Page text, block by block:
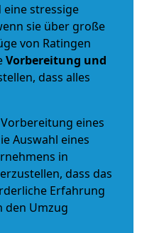
eine stressige
sie über große
von Ratingen
Vorbereitung und
dass alles
eines
Auswahl eines
in
dass das
Erfahrung
den Umzug